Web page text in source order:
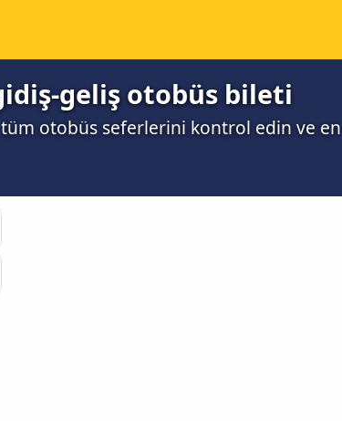
geliş otobüs bileti
otobüs seferlerini kontrol edin ve